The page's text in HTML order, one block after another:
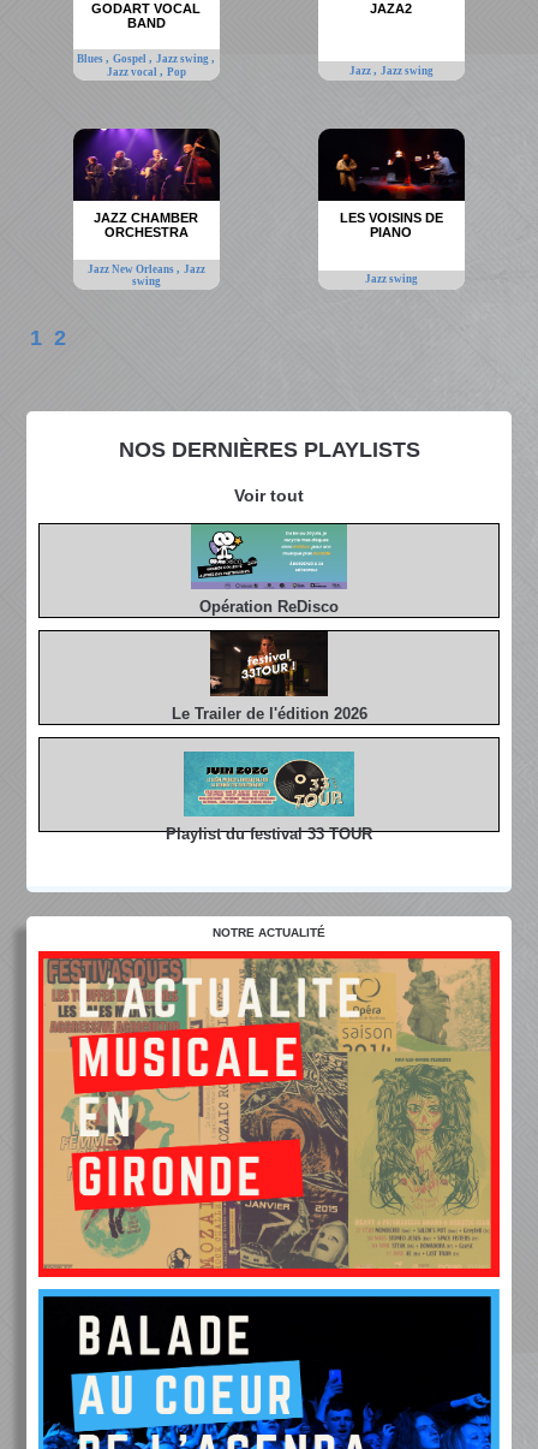
NOS DERNIÈRES PLAYLISTS
Voir tout
Opération ReDisco
Le Trailer de l'édition 2026
Playlist du festival 33 TOUR
GODART VOCAL
BAND
Blues,Gospel,Jazz swing,
Jazz vocal , Pop
JAZA2
Jazz , Jazz swing
JAZZ CHAMBER
ORCHESTRA
Jazz New Orleans , Jazz
swing
LES VOISINS DE
PIANO
Jazz swing
1 2
NOTRE ACTUALITÉ